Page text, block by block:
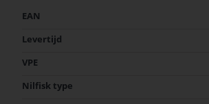
Bekijk meer Nilfisk Onderdelen
Meer
EAN
Levertijd
VPE
Nilfisk type